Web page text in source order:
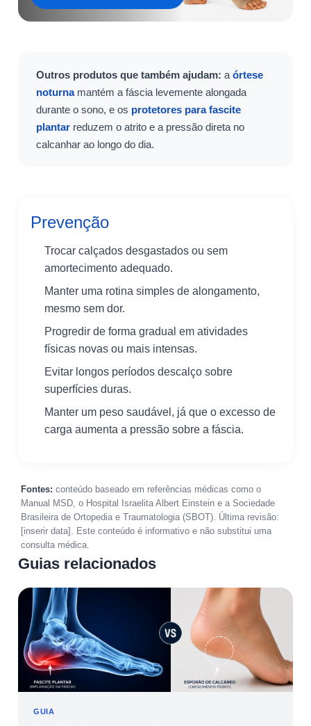
Outros produtos que também ajudam: a órtese
noturnamantém a fáscia levemente alongada
durante o sono, e os protetores para fascite
plantar reduzem o atrito e a pressão direta no
calcanhar ao longo do dia.
Prevenção
Trocar calçados desgastados ou sem
amortecimento adequado.
Manter uma rotina simples de alongamento,
mesmo sem dor.
Progredir de forma gradual em atividades
físicas novas ou mais intensas.
Evitar longos períodos descalço sobre
superfícies duras.
Manter um peso saudável, já que o excesso de
carga aumenta a pressão sobre a fáscia.
Fontes: conteúdo baseado em referências médicas como o
Manual MSD, o Hospital Israelita Albert Einstein e a Sociedade
Brasileira de Ortopedia e Traumatologia (SBOT). Última revisão:
[inserir data]. Este conteúdo é informativo e não substitui uma
consulta médica.
Guias relacionados
GUIA